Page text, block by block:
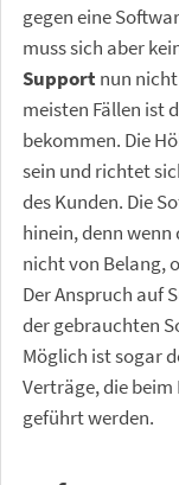
gegen eine
muss sich aber
Support nun
meisten Fällen ist
bekommen. Die
sein und richtet
des Kunden. Die
hinein, denn
nicht von Belang,
Der Anspruch auf
der gebrauchten
Möglich ist sogar
Verträge, die beim
geführt werden.